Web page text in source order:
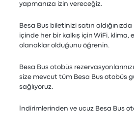
yapmanıza izin vereceğiz.
Besa Bus biletinizi satın
içinde her bir kalkış için WiFi, klima,
olanaklar olduğunu öğrenin.
Besa Bus otobüs
size mevcut tüm Besa Bus otobüs
sağlıyoruz.
İndirimlerinden ve ucuz Besa Bus